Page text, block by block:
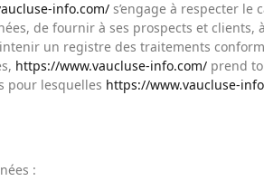
info.com/ s’engage à respecter
de fournir à ses prospects et
un registre des traitements
https://www.vaucluse-info.com/ prend
pour lesquelles https://www.vaucluse-
: